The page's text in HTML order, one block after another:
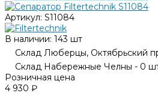
Артикул: S11084
В наличии: 143 шт
Склад Люберцы, Октябрьский
Склад Набережные Челны - 0
Розничная цена
4 930 ₽